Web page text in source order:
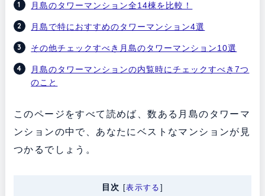
月島のタワーマンション全14棟を比較！
月島で特におすすめのタワーマンション4選
その他チェックすべき月島のタワーマンション10選
月島のタワーマンションの内覧時にチェックすべき7つ
のこと
このページをすべて読めば、数ある月島のタワーマ
ンションの中で、あなたにベストなマンションが見
つかるでしょう。
目次 [表示する